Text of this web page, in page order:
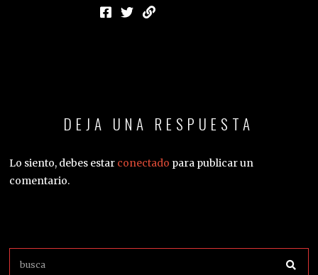
DEJA UNA RESPUESTA
Lo siento, debes estar conectado para publicar un
comentario.